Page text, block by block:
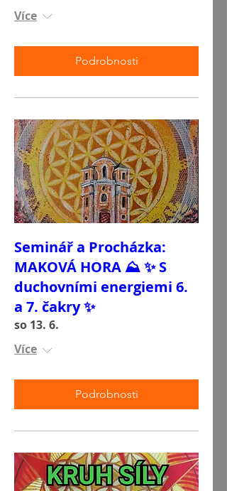
Více
Podrobnosti
Seminář a Procházka:
MAKOVÁ HORA ⛰️ ✨ S
duchovními energiemi 6.
a 7. čakry ✨
so 13. 6.
Více
Podrobnosti